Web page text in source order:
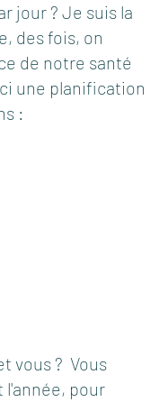
jour ? Je suis la
des fois, on
de notre santé
une planification
:
vous ?  Vous
pour